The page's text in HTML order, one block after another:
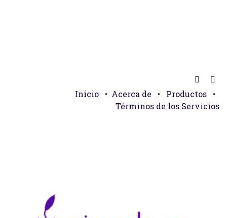
Inicio • Acerca de • Productos
•
Términos de los Servicios